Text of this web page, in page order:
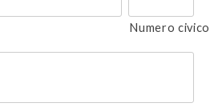
Numero civico